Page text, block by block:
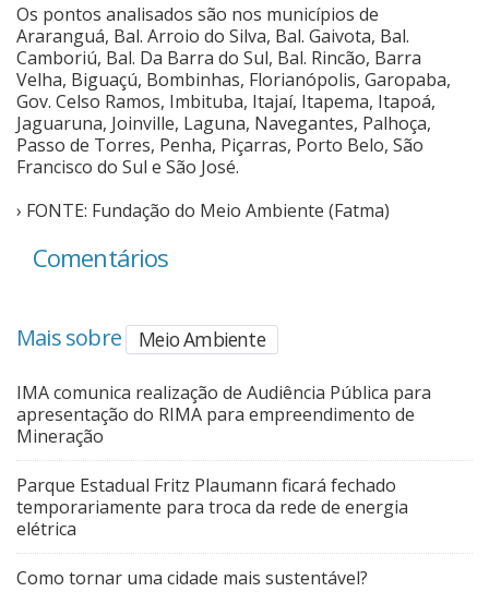
Os pontos analisados são nos municípios de
Araranguá, Bal. Arroio do Silva, Bal. Gaivota, Bal.
Camboriú, Bal. Da Barra do Sul, Bal. Rincão, Barra
Velha, Biguaçú, Bombinhas, Florianópolis, Garopaba,
Gov. Celso Ramos, Imbituba, Itajaí, Itapema, Itapoá,
Jaguaruna, Joinville, Laguna, Navegantes, Palhoça,
Passo de Torres, Penha, Piçarras, Porto Belo, São
Francisco do Sul e São José.
› FONTE: Fundação do Meio Ambiente (Fatma)
Comentários
Mais sobre Meio Ambiente
IMA comunica realização de Audiência Pública para
apresentação do RIMA para empreendimento de
Mineração
Parque Estadual Fritz Plaumann ficará fechado
temporariamente para troca da rede de energia
elétrica
Como tornar uma cidade mais sustentável?